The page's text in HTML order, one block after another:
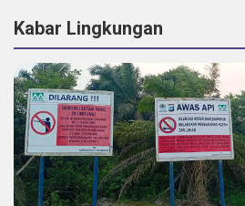
Kabar Lingkungan